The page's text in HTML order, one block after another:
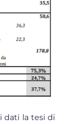
dati la tesi di